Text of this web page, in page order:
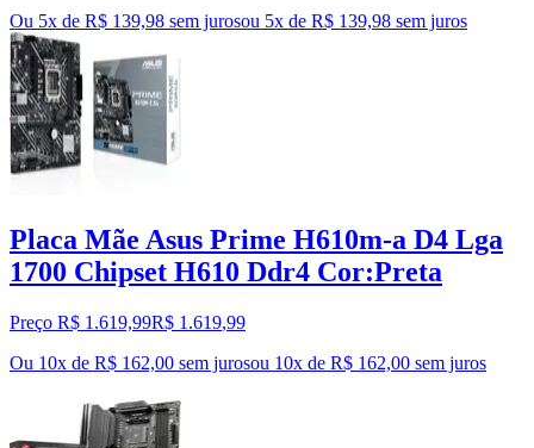
Ou 5x de R$ 139,98 sem jurosou 5x de R$ 139,98 sem juros
Placa Mãe Asus Prime H610m-a D4 Lga
1700 Chipset H610 Ddr4 Cor:Preta
Preço R$ 1.619,99R$ 1.619,99
Ou 10x de R$ 162,00 sem jurosou 10x de R$ 162,00 sem juros